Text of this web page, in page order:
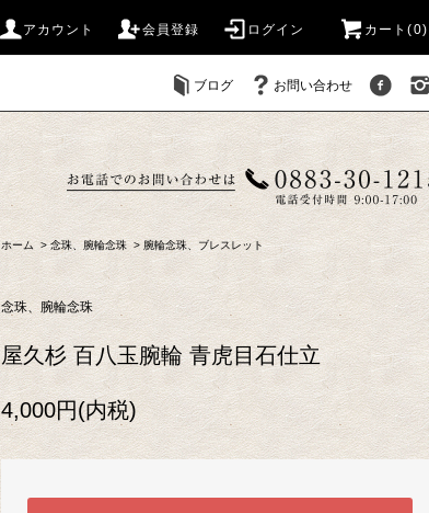
アカウント 会員登録 ログイン カート(0)
ブログ お問い合わせ
ホーム >念珠、腕輪念珠 > 腕輪念珠、ブレスレット
念珠、腕輪念珠
屋久杉 百八玉腕輪 青虎目石仕立
4,000円(内税)